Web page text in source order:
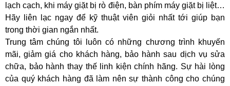
lạch cạch, khi máy giặt bị rò điện, bàn phím máy giặt bị liệt…
Hãy liên lạc ngay để kỹ thuật viên giỏi nhất tới giúp bạn
trong thời gian ngắn nhất.
Trung tâm chúng tôi luôn có những chương trình khuyến
mãi, giảm giá cho khách hàng, bảo hành sau dịch vụ sửa
chữa, bảo hành thay thế linh kiện chính hãng. Sự hài lòng
của quý khách hàng đã làm nên sự thành công cho chúng